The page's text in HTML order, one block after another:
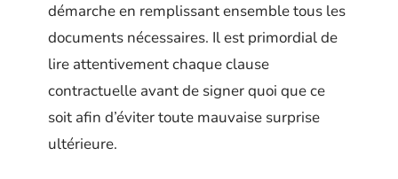
démarche en remplissant ensemble tous les
documents nécessaires. Il est primordial de
lire attentivement chaque clause
contractuelle avant de signer quoi que ce
soit afin d’éviter toute mauvaise surprise
ultérieure.